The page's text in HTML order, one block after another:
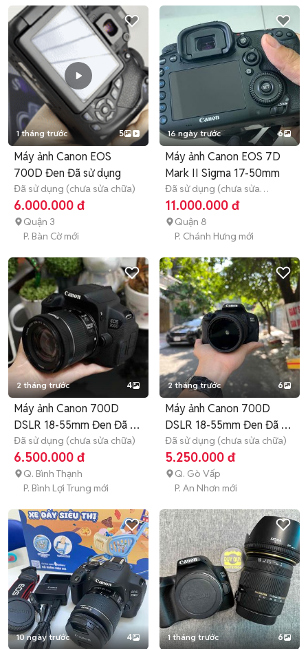
1 tháng trước 5
Máy ảnh Canon EOS
700D Đen Đã sử dụng
Đã sử dụng (chưa sửa chữa)
6.000.000 đ
Quận 3
P. Bàn Cờ mới
16 ngày trước 6
Máy ảnh Canon EOS 7D
Mark II Sigma 17-50mm
Đã sử dụng (chưa sửa
chữa) Hết bảo hành
11.000.000 đ
Quận 8
P. Chánh Hưng mới
2 tháng trước 4
Máy ảnh Canon 700D
DSLR 18-55mm Đen Đã sử
dụng
Đã sử dụng (chưa sửa chữa)
6.500.000 đ
Q. Bình Thạnh
P. Bình Lợi Trung mới
2 tháng trước 6
Máy ảnh Canon 700D
DSLR 18-55mm Đen Đã sử
dụng
Đã sử dụng (chưa sửa chữa)
5.250.000 đ
Q. Gò Vấp
P. An Nhơn mới
10 ngày trước 4 1 tháng trước 6